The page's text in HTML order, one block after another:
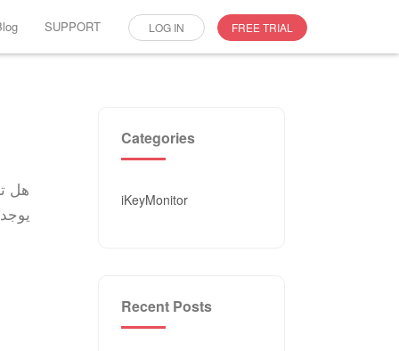
SUPPORT LOG IN FREE TRIAL
هل
Categories
iKeyMonitor
Recent Posts